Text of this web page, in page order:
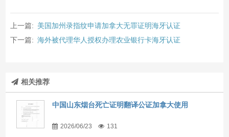
上一篇: 美国加州录指纹申请加拿大无罪证明海牙认证
下一篇: 海外被代理华人授权办理农业银行卡海牙认证
相关推荐
中国山东烟台死亡证明翻译公证加拿大使用
2026/06/23 131